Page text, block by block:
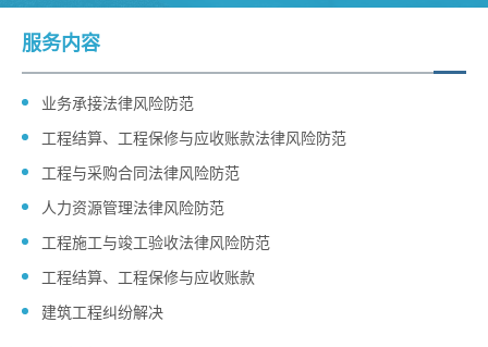
服务内容
业务承接法律风险防范
工程结算、工程保修与应收账款法律风险防范
工程与采购合同法律风险防范
人力资源管理法律风险防范
工程施工与竣工验收法律风险防范
工程结算、工程保修与应收账款
建筑工程纠纷解决